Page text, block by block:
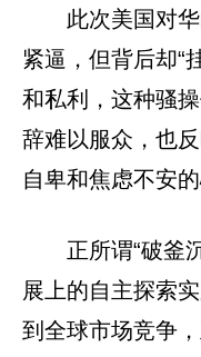
此次美国对
紧逼，但背后却“
和私利，这种骚
辞难以服众，也
自卑和焦虑不安的
正所谓“破釜
展上的自主探索
到全球市场竞争